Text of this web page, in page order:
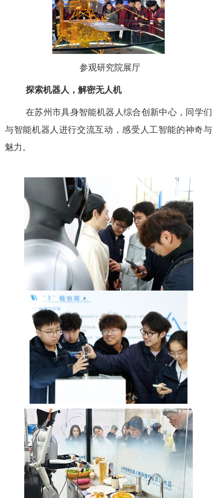
参观研究院展厅
探索机器人，解密无人机
在苏州市具身智能机器人综合创新中心，同学们
与智能机器人进行交流互动，感受人工智能的神奇与
魅力。